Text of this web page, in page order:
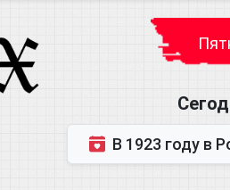
В 1923 году в Ростове-на-Дону